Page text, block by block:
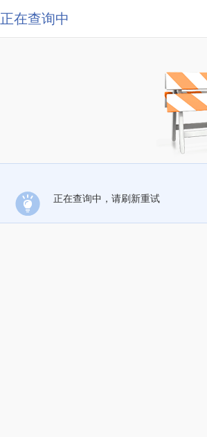
正在查询中
正在查询中，请刷新重试